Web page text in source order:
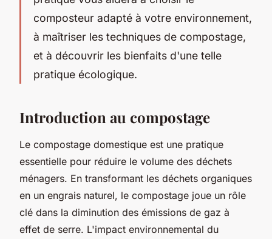
composteur adapté à votre environnement,
à maîtriser les techniques de compostage,
et à découvrir les bienfaits d'une telle
pratique écologique.
Introduction au compostage
Le compostage domestique est une pratique
essentielle pour réduire le volume des déchets
ménagers. En transformant les déchets organiques
en un engrais naturel, le compostage joue un rôle
clé dans la diminution des émissions de gaz à
effet de serre. L'impact environnemental du